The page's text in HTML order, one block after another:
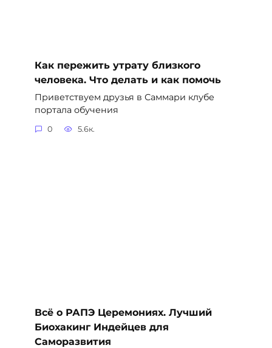
Как пережить утрату близкого
человека. Что делать и как помочь
Приветствуем друзья в Саммари клубе
портала обучения
0 5.6к.
Всё о РАПЭ Церемониях. Лучший
Биохакинг Индейцев для
Саморазвития